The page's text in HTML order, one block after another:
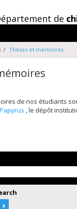
de
Thèses et mémoires
de nos étudiants
Papyrus , le dépôt